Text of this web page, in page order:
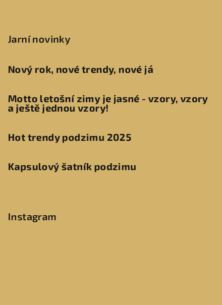
Jarní novinky
Nový rok, nové trendy, nové já
Motto letošní zimy je jasné - vzory, vzory
a ještě jednou vzory!
Hot trendy podzimu 2025
Kapsulový šatník podzimu
Instagram